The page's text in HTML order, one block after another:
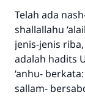
Telah ada
shallallahu
jenis-jenis
adalah hadits
‘anhu-
sallam-